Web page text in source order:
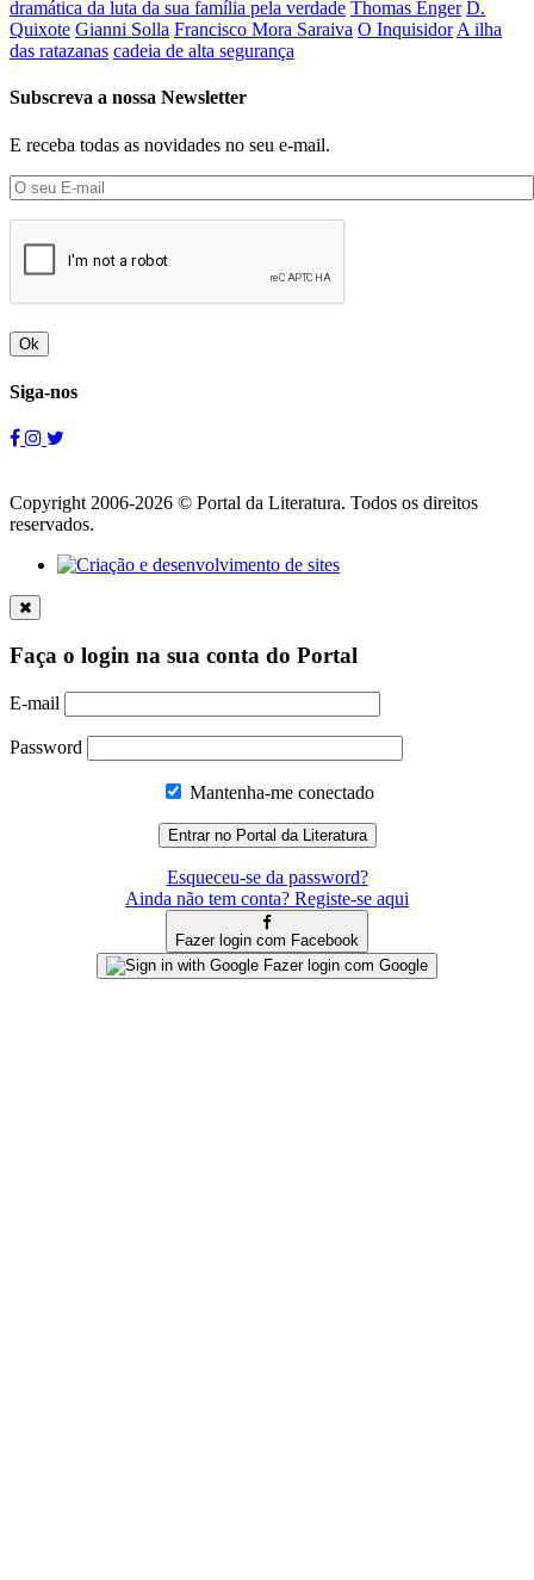
dramática da luta da sua família pela verdade Thomas Enger D.
Quixote Gianni Solla Francisco Mora Saraiva O Inquisidor A ilha
das ratazanas cadeia de alta segurança
Subscreva a nossa Newsletter
E receba todas as novidades no seu e-mail.
Ok
Siga-nos
Copyright 2006-2026 © Portal da Literatura. Todos os direitos
reservados.
Faça o login na sua conta do Portal
E-mail
Password
Mantenha-me conectado
Esqueceu-se da password?
Ainda não tem conta? Registe-se aqui
Fazer login com Facebook
Fazer login com Google